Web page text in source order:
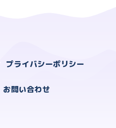
プライバシーポリシー
お問い合わせ